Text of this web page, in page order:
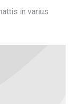
in varius